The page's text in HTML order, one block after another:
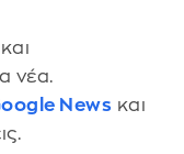
και
νέα.
News και